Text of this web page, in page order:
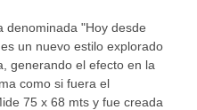
denominada "Hoy desde
un nuevo estilo explorado
generando el efecto en la
como si fuera el
75 x 68 mts y fue creada